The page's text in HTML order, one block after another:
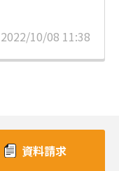
2022/10/08 11:38
資料請求